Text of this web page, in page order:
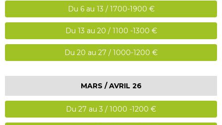
Du 6 au 13 / 1700-1900 €
Du 13 au 20 / 1100 -1300 €
Du 20 au 27 / 1000-1200 €
MARS / AVRIL 26
Du 27 au 3 / 1000 -1200 €